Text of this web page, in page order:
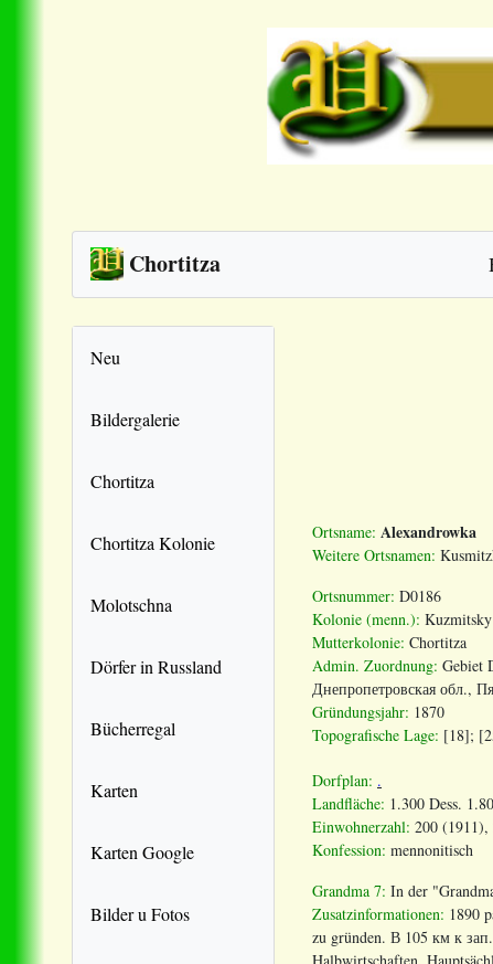
Chortitza
Neu
Bildergalerie
Chortitza
Chortitza Kolonie
Molotschna
Dörfer in Russland
Bücherregal
Karten
Karten Google
Bilder u Fotos
Ortsname: Alexandrowka
Weitere Ortsnamen:
Ortsnummer: D0186
Kolonie (menn.):
Mutterkolonie: Chortitza
Admin. Zuordnung: Gebiet
Днепропетровская обл.,
Gründungsjahr: 1870
Topografische Lage: [18];
Dorfplan: .
Landfläche: 1.300 Dess.
Einwohnerzahl: 200
Konfession: mennonitisch
Grandma 7: In der
Zusatzinformationen: 1890
zu gründen. В 105 км к зап.